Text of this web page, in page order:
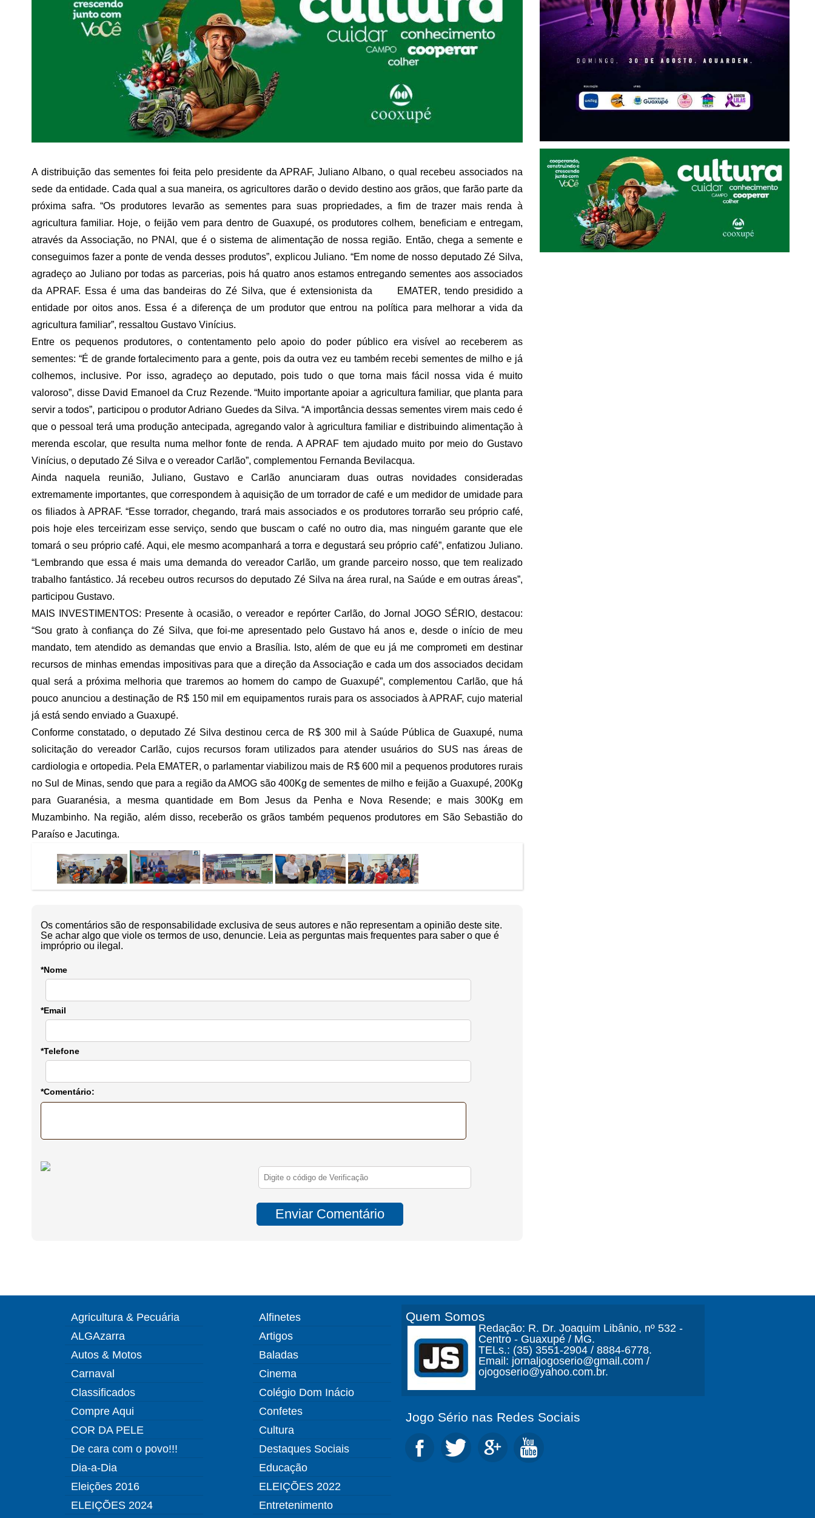
A distribuição das sementes foi feita pelo presidente da APRAF, Juliano Albano, o qual recebeu associados na
sede da entidade. Cada qual a sua maneira, os agricultores darão o devido destino aos grãos, que farão parte da
próxima safra. “Os produtores levarão as sementes para suas propriedades, a fim de trazer mais renda à
agricultura familiar. Hoje, o feijão vem para dentro de Guaxupé, os produtores colhem, beneficiam e entregam,
através da Associação, no PNAI, que é o sistema de alimentação de nossa região. Então, chega a semente e
conseguimos fazer a ponte de venda desses produtos”, explicou Juliano. “Em nome de nosso deputado Zé Silva,
agradeço ao Juliano por todas as parcerias, pois há quatro anos estamos entregando sementes aos associados
da APRAF. Essa é uma das bandeiras do Zé Silva, que é extensionista da EMATER, tendo presidido a
entidade por oitos anos. Essa é a diferença de um produtor que entrou na política para melhorar a vida da
agricultura familiar”, ressaltou Gustavo Vinícius.
Entre os pequenos produtores, o contentamento pelo apoio do poder público era visível ao receberem as
sementes: “É de grande fortalecimento para a gente, pois da outra vez eu também recebi sementes de milho e já
colhemos, inclusive. Por isso, agradeço ao deputado, pois tudo o que torna mais fácil nossa vida é muito
valoroso”, disse David Emanoel da Cruz Rezende. “Muito importante apoiar a agricultura familiar, que planta para
servir a todos”, participou o produtor Adriano Guedes da Silva. “A importância dessas sementes virem mais cedo é
que o pessoal terá uma produção antecipada, agregando valor à agricultura familiar e distribuindo alimentação à
merenda escolar, que resulta numa melhor fonte de renda. A APRAF tem ajudado muito por meio do Gustavo
Vinícius, o deputado Zé Silva e o vereador Carlão”, complementou Fernanda Bevilacqua.
Ainda naquela reunião, Juliano, Gustavo e Carlão anunciaram duas outras novidades consideradas
extremamente importantes, que correspondem à aquisição de um torrador de café e um medidor de umidade para
os filiados à APRAF. “Esse torrador, chegando, trará mais associados e os produtores torrarão seu próprio café,
pois hoje eles terceirizam esse serviço, sendo que buscam o café no outro dia, mas ninguém garante que ele
tomará o seu próprio café. Aqui, ele mesmo acompanhará a torra e degustará seu próprio café”, enfatizou Juliano.
“Lembrando que essa é mais uma demanda do vereador Carlão, um grande parceiro nosso, que tem realizado
trabalho fantástico. Já recebeu outros recursos do deputado Zé Silva na área rural, na Saúde e em outras áreas”,
participou Gustavo.
MAIS INVESTIMENTOS: Presente à ocasião, o vereador e repórter Carlão, do Jornal JOGO SÉRIO, destacou:
“Sou grato à confiança do Zé Silva, que foi-me apresentado pelo Gustavo há anos e, desde o início de meu
mandato, tem atendido as demandas que envio a Brasília. Isto, além de que eu já me comprometi em destinar
recursos de minhas emendas impositivas para que a direção da Associação e cada um dos associados decidam
qual será a próxima melhoria que traremos ao homem do campo de Guaxupé”, complementou Carlão, que há
pouco anunciou a destinação de R$ 150 mil em equipamentos rurais para os associados à APRAF, cujo material
já está sendo enviado a Guaxupé.
Conforme constatado, o deputado Zé Silva destinou cerca de R$ 300 mil à Saúde Pública de Guaxupé, numa
solicitação do vereador Carlão, cujos recursos foram utilizados para atender usuários do SUS nas áreas de
cardiologia e ortopedia. Pela EMATER, o parlamentar viabilizou mais de R$ 600 mil a pequenos produtores rurais
no Sul de Minas, sendo que para a região da AMOG são 400Kg de sementes de milho e feijão a Guaxupé, 200Kg
para Guaranésia, a mesma quantidade em Bom Jesus da Penha e Nova Resende; e mais 300Kg em
Muzambinho. Na região, além disso, receberão os grãos também pequenos produtores em São Sebastião do
Paraíso e Jacutinga.
Os comentários são de responsabilidade exclusiva de seus autores e não representam a opinião deste site.
Se achar algo que viole os termos de uso, denuncie. Leia as perguntas mais frequentes para saber o que é
impróprio ou ilegal.
*Nome
*Email
*Telefone
*Comentário:
Agricultura & Pecuária
ALGAzarra
Autos & Motos
Carnaval
Classificados
Compre Aqui
COR DA PELE
De cara com o povo!!!
Dia-a-Dia
Eleições 2016
ELEIÇÕES 2024
Alfinetes
Artigos
Baladas
Cinema
Colégio Dom Inácio
Confetes
Cultura
Destaques Sociais
Educação
ELEIÇÕES 2022
Entretenimento
Quem Somos
Redação: R. Dr. Joaquim Libânio, nº 532 -
Centro - Guaxupé / MG.
TELs.: (35) 3551-2904 / 8884-6778.
Email: jornaljogoserio@gmail.com /
ojogoserio@yahoo.com.br.
Jogo Sério nas Redes Sociais